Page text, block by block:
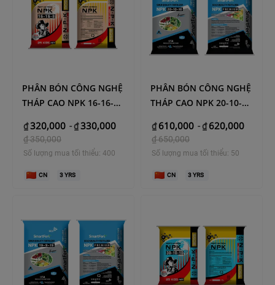
PHÂN BÓN CÔNG NGHỆ
THÁP CAO NPK 16-16-
₫320,000 -₫330,000
₫350,000
Số lượng mua tối thiểu: 400
CN 3YRS
PHÂN BÓN CÔNG NGHỆ
THÁP CAO NPK 20-10-10
₫ 610,000 -₫ 620,000
₫650,000
Số lượng mua tối thiểu: 50
CN 3YRS